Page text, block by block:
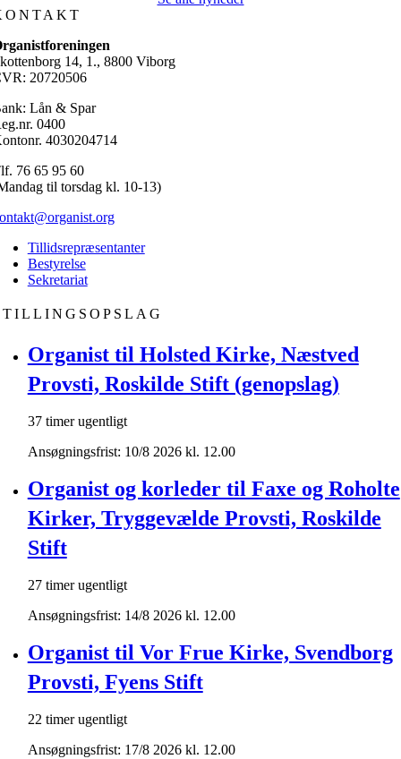
14, 1., 8800 Viborg
20720506
Lån & Spar
0400
4030204714
76 65 95 60
til torsdag kl. 10-13)
Tillidsrepræsentanter
Bestyrelse
Sekretariat
Organist til Holsted Kirke, Næstved
Provsti, Roskilde Stift (genopslag)
37 timer ugentligt
Ansøgningsfrist: 10/8 2026 kl. 12.00
Organist og korleder til Faxe og Roholte
Kirker, Tryggevælde Provsti, Roskilde
Stift
27 timer ugentligt
Ansøgningsfrist: 14/8 2026 kl. 12.00
Organist til Vor Frue Kirke, Svendborg
Provsti, Fyens Stift
22 timer ugentligt
Ansøgningsfrist: 17/8 2026 kl. 12.00